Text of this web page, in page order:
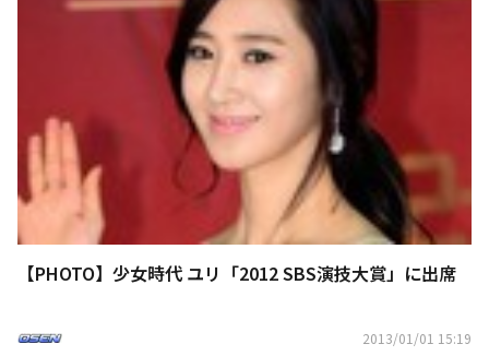
【PHOTO】少女時代 ユリ「2012 SBS演技大賞」に出席
2013/01/01 15:19